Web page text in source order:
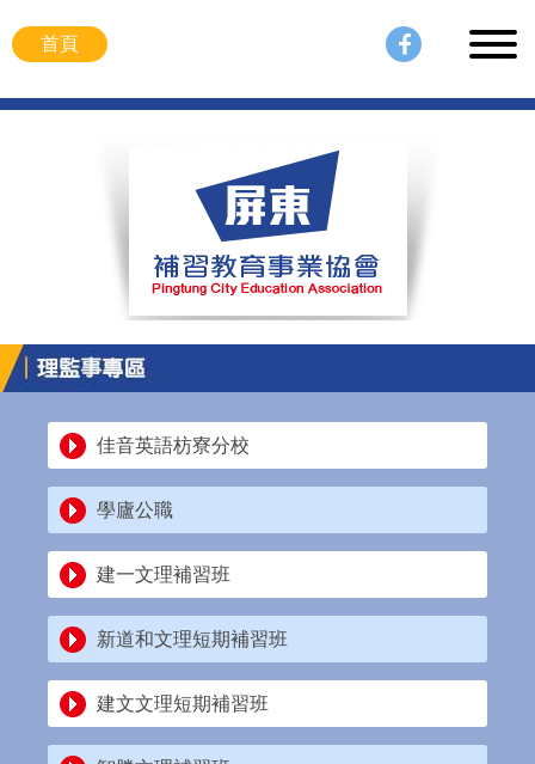
首頁
佳音英語枋寮分校
學廬公職
建一文理補習班
新道和文理短期補習班
建文文理短期補習班